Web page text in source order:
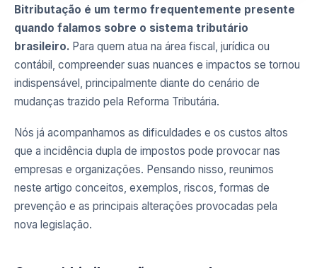
Bitributação é um termo frequentemente presente
quando falamos sobre o sistema tributário
brasileiro. Para quem atua na área fiscal, jurídica ou
contábil, compreender suas nuances e impactos se tornou
indispensável, principalmente diante do cenário de
mudanças trazido pela Reforma Tributária.
Nós já acompanhamos as dificuldades e os custos altos
que a incidência dupla de impostos pode provocar nas
empresas e organizações. Pensando nisso, reunimos
neste artigo conceitos, exemplos, riscos, formas de
prevenção e as principais alterações provocadas pela
nova legislação.